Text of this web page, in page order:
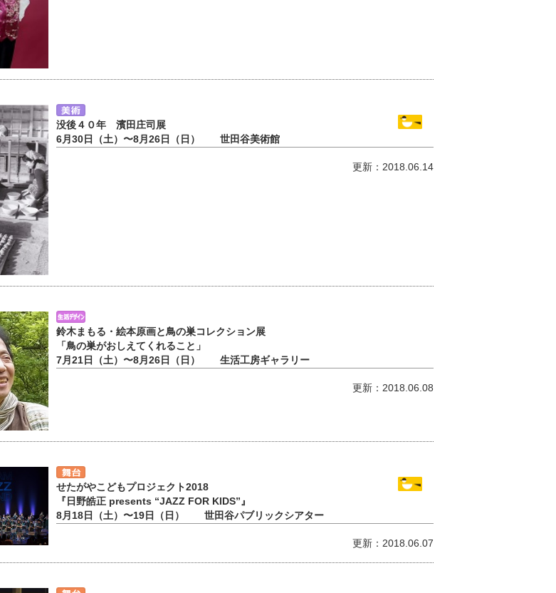
没後４０年 濱田庄司展
6月30日（土）〜8月26日（日） 世田谷美術館
更新：2018.06.14
鈴木まもる・絵本原画と鳥の巣コレクション展
「鳥の巣がおしえてくれること」
7月21日（土）〜8月26日（日） 生活工房ギャラリー
更新：2018.06.08
せたがやこどもプロジェクト2018
『日野皓正 presents “JAZZ FOR KIDS”』
8月18日（土）〜19日（日） 世田谷パブリックシアター
更新：2018.06.07